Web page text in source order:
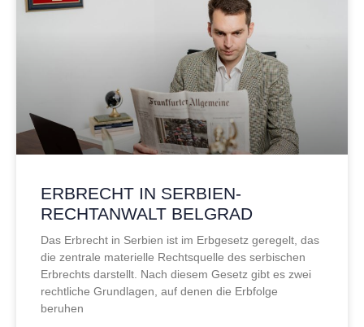
ERBRECHT IN SERBIEN-
RECHTANWALT BELGRAD
Das Erbrecht in Serbien ist im Erbgesetz geregelt, das
die zentrale materielle Rechtsquelle des serbischen
Erbrechts darstellt. Nach diesem Gesetz gibt es zwei
rechtliche Grundlagen, auf denen die Erbfolge
beruhen